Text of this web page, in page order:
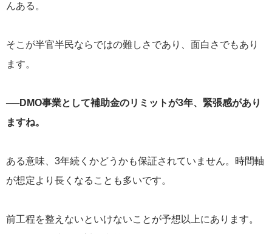
んある。
そこが半官半民ならではの難しさであり、面白さでもあり
ます。
──DMO事業として補助金のリミットが3年、緊張感があり
ますね。
ある意味、3年続くかどうかも保証されていません。時間軸
が想定より長くなることも多いです。
前工程を整えないといけないことが予想以上にあります。